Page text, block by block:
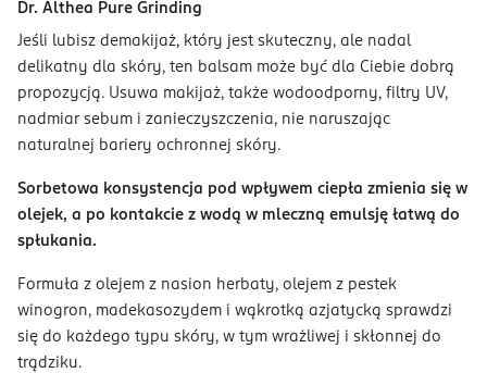
Dr. Althea Pure Grinding
Jeśli lubisz demakijaż, który jest skuteczny, ale nadal
delikatny dla skóry, ten balsam może być dla Ciebie dobrą
propozycją. Usuwa makijaż, także wodoodporny, filtry UV,
nadmiar sebum i zanieczyszczenia, nie naruszając
naturalnej bariery ochronnej skóry.
Sorbetowa konsystencja pod wpływem ciepła zmienia się w
olejek, a po kontakcie z wodą w mleczną emulsję łatwą do
spłukania.
Formuła z olejem z nasion herbaty, olejem z pestek
winogron, madekasozydem i wąkrotką azjatycką sprawdzi
się do każdego typu skóry, w tym wrażliwej i skłonnej do
trądziku.